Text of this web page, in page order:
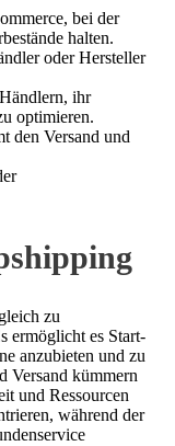
bei der
halten.
oder Hersteller
ihr
optimieren.
den Versand und
zu
ermöglicht es Start-
anzubieten und zu
Versand kümmern
und Ressourcen
während der